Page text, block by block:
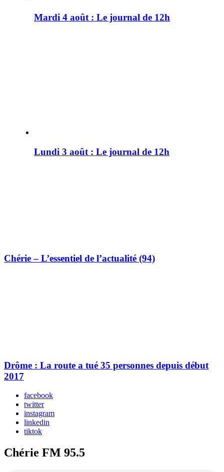
Mardi 4 août : Le journal de 12h
Lundi 3 août : Le journal de 12h
Chérie – L’essentiel de l’actualité (94)
Drôme : La route a tué 35 personnes depuis début
2017
facebook
twitter
instagram
linkedin
tiktok
Chérie FM 95.5